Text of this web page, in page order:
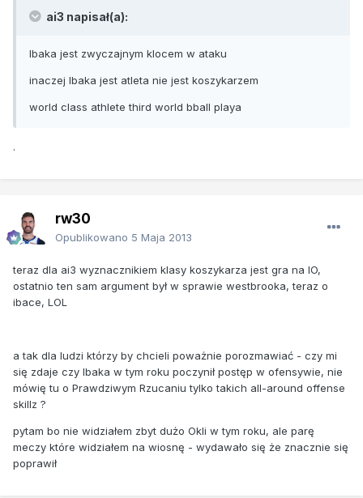
ai3 napisał(a):
Ibaka jest zwyczajnym klocem w ataku
inaczej Ibaka jest atleta nie jest koszykarzem
world class athlete third world bball playa
.
rw30
Opublikowano 5 Maja 2013
teraz dla ai3 wyznacznikiem klasy koszykarza jest gra na IO,
ostatnio ten sam argument był w sprawie westbrooka, teraz o
ibace, LOL
a tak dla ludzi którzy by chcieli poważnie porozmawiać - czy mi
się zdaje czy Ibaka w tym roku poczynił postęp w ofensywie, nie
mówię tu o Prawdziwym Rzucaniu tylko takich all-around offense
skillz ?
pytam bo nie widziałem zbyt dużo Okli w tym roku, ale parę
meczy które widziałem na wiosnę - wydawało się że znacznie się
poprawił